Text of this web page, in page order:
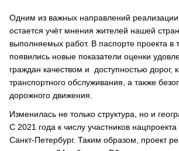
Одним из важных направлений реализации
остается учёт мнения жителей нашей
выполняемых работ. В паспорте проекта в
появились новые показатели оценки
граждан качеством и доступностью дорог,
транспортного обслуживания, а также
дорожного движения.
Изменилась не только структура, но и
С 2021 года к числу участников
Санкт-Петербург. Таким образом, проект